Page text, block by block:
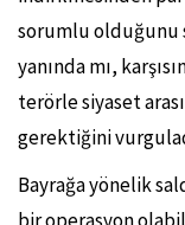
sorumlu olduğunu
yanında mı,
terörle siyaset
gerektiğini
Bayrağa yönelik